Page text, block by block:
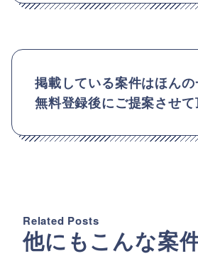
掲載している案件はほん
無料登録後にご提案させ
Related Posts
他にもこんな案